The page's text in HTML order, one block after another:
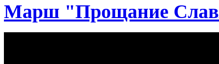
Марш "Прощание